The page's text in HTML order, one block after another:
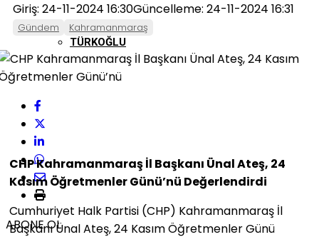
TÜRKOĞLU
Giriş: 24-11-2024 16:30Güncelleme: 24-11-2024 16:31
Gündem Kahramanmaraş
ABONE OL
CHP Kahramanmaraş İl Başkanı Ünal Ateş, 24
Kasım Öğretmenler Günü’nü Değerlendirdi
Cumhuriyet Halk Partisi (CHP) Kahramanmaraş İl
Başkanı Ünal Ateş, 24 Kasım Öğretmenler Günü